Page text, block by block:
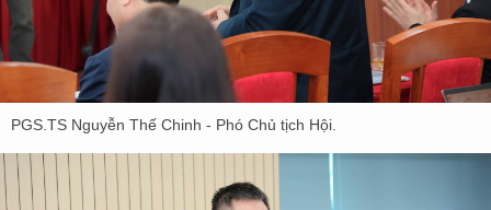
PGS.TS Nguyễn Thế Chinh - Phó Chủ tịch Hội.